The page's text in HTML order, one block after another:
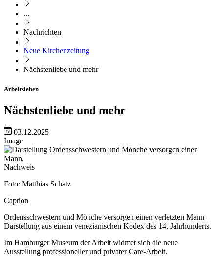
...
Nachrichten
Neue Kirchenzeitung
Nächstenliebe und mehr
Arbeitsleben
Nächstenliebe und mehr
03.12.2025
Image
Nachweis
Foto: Matthias Schatz
Caption
Ordensschwestern und Mönche versorgen einen verletzten Mann –
Darstellung aus einem venezianischen Kodex des 14. Jahrhunderts.
Im Hamburger Museum der Arbeit widmet sich die neue
Ausstellung professioneller und privater Care-Arbeit.